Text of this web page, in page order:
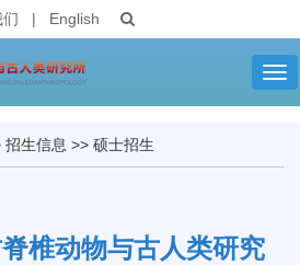
| English
招生信息 >> 硕士招生
椎动物与古人类研究